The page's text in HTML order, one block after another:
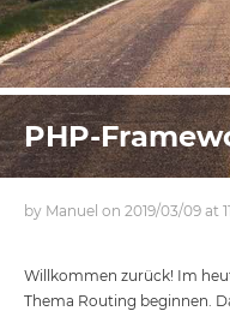
PHP-
by Manuel on 2019/03/09 at
Willkommen zurück! Im
Thema Routing beginnen.